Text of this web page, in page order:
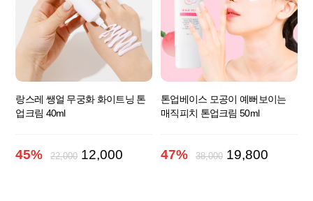
랑스레 쌩얼 무궁화 화이트닝 톤
업크림 40ml
45% 22,000 12,000
톤업베이스 모공이 예뻐보이는
매직피치 톤업크림 50ml
47% 38,000 19,800